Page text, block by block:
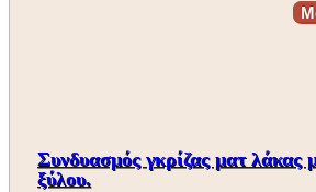
Συνδυασμός γκρίζας ματ λάκας
ξύλου.